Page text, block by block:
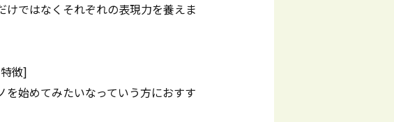
けではなくそれぞれの表現力を養えま
徴]
を始めてみたいなっていう方におすす